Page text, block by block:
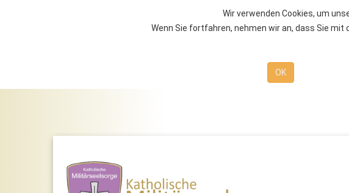
Wir verwenden Cookies, um
Wenn Sie fortfahren, nehmen wir an, dass Sie mit
OK